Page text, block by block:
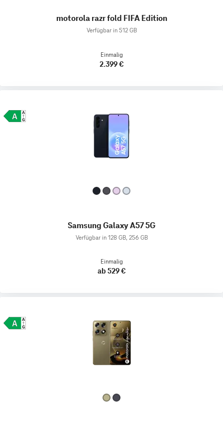
motorola razr fold FIFA Edition
Verfügbar in 512 GB
Einmalig
2.399 €
Samsung Galaxy A57 5G
Verfügbar in 128 GB, 256 GB
Einmalig
ab 529 €